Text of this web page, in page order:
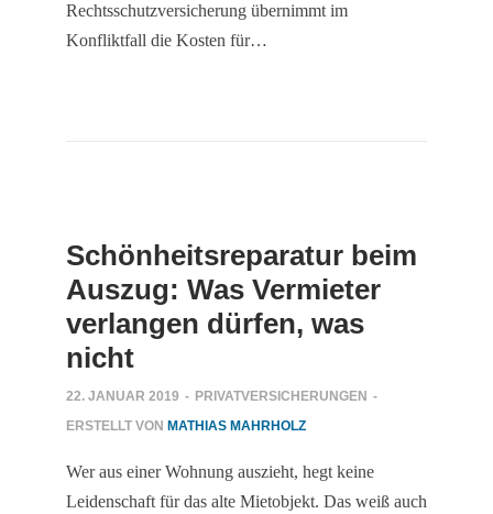
Rechtsschutzversicherung übernimmt im
Konfliktfall die Kosten für…
Schönheitsreparatur beim
Auszug: Was Vermieter
verlangen dürfen, was
nicht
22. JANUAR 2019 - PRIVATVERSICHERUNGEN -
ERSTELLT VON MATHIAS MAHRHOLZ
Wer aus einer Wohnung auszieht, hegt keine
Leidenschaft für das alte Mietobjekt. Das weiß auch